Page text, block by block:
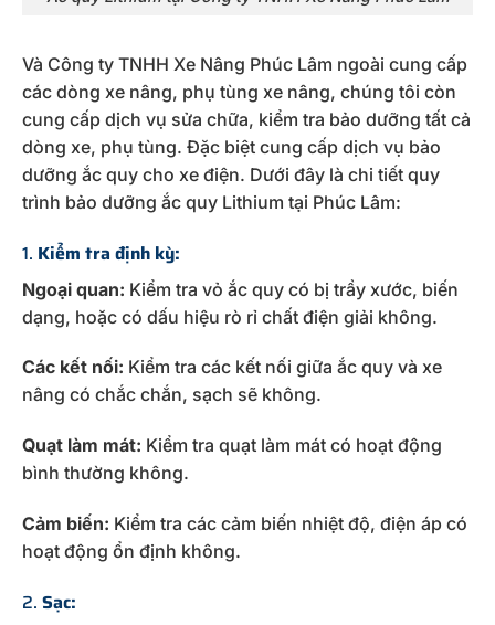
Và Công ty TNHH Xe Nâng Phúc Lâm ngoài cung cấp
các dòng xe nâng, phụ tùng xe nâng, chúng tôi còn
cung cấp dịch vụ sửa chữa, kiểm tra bảo dưỡng tất cả
dòng xe, phụ tùng. Đặc biệt cung cấp dịch vụ bảo
dưỡng ắc quy cho xe điện. Dưới đây là chi tiết quy
trình bảo dưỡng ắc quy Lithium tại Phúc Lâm:
1. Kiểm tra định kỳ:
Ngoại quan: Kiểm tra vỏ ắc quy có bị trầy xước, biến
dạng, hoặc có dấu hiệu rò rỉ chất điện giải không.
Các kết nối: Kiểm tra các kết nối giữa ắc quy và xe
nâng có chắc chắn, sạch sẽ không.
Quạt làm mát: Kiểm tra quạt làm mát có hoạt động
bình thường không.
Cảm biến: Kiểm tra các cảm biến nhiệt độ, điện áp có
hoạt động ổn định không.
2. Sạc: